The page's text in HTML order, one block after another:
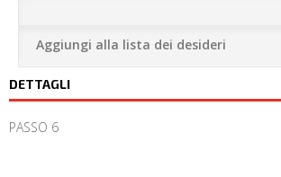
Aggiungi alla lista dei desideri
DETTAGLI
PASSO 6